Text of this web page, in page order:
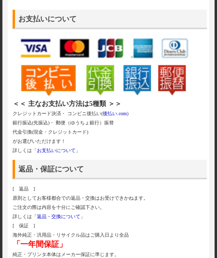
お支払いについて
＜＜ 主なお支払い方法は5種類 ＞＞
クレジットカード決済・ コンビニ後払い(後払い.com)
銀行振込(先振込)・ 郵便（ゆうちょ銀行）振替
代金引換(現金・クレジットカード)
がお選びいただけます！
詳しくは「 お支払いについて 」
返品・保証について
[ 返品 ]
原則としてお客様都合での返品・交換はお受けできかねます。
ご注文の際は内容を十分にご確認下さい。
詳しくは「 返品・交換について 」
[ 保証 ]
海外純正・汎用品・リサイクル品はご購入日より全品
「一年間保証」
純正・プリンタ本体はメーカー保証に準じます。